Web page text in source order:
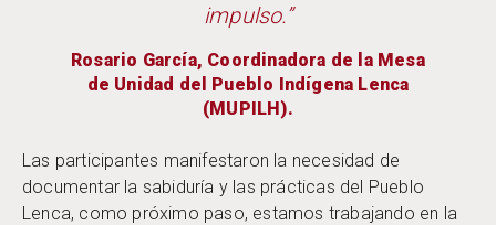
impulso.”
Rosario García, Coordinadora de la Mesa
de Unidad del Pueblo Indígena Lenca
(MUPILH).
Las participantes manifestaron la necesidad de
documentar la sabiduría y las prácticas del Pueblo
Lenca, como próximo paso, estamos trabajando en la